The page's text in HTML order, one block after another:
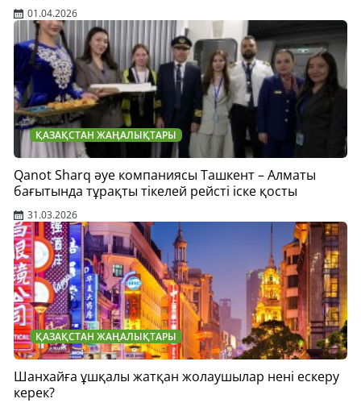
01.04.2026
ҚАЗАҚСТАН ЖАҢАЛЫҚТАРЫ
Qanot Sharq әуе компаниясы Ташкент – Алматы
бағытында тұрақты тікелей рейсті іске қосты
31.03.2026
ҚАЗАҚСТАН ЖАҢАЛЫҚТАРЫ
Шанхайға ұшқалы жатқан жолаушылар нені ескеру
керек?